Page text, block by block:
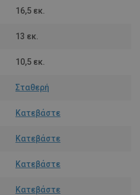
16,5 εκ.
13 εκ.
10,5 εκ.
Σταθερή
Κατεβάστε
Κατεβάστε
Κατεβάστε
Κατεβάστε